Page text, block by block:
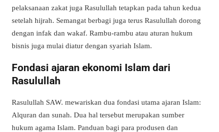
pelaksanaan zakat juga Rasulullah tetapkan pada tahun kedua
setelah hijrah. Semangat berbagi juga terus Rasulullah dorong
dengan infak dan wakaf. Rambu-rambu atau aturan hukum
bisnis juga mulai diatur dengan syariah Islam.
Fondasi ajaran ekonomi Islam dari
Rasulullah
Rasulullah SAW. mewariskan dua fondasi utama ajaran Islam:
Alquran dan sunah. Dua hal tersebut merupakan sumber
hukum agama Islam. Panduan bagi para produsen dan